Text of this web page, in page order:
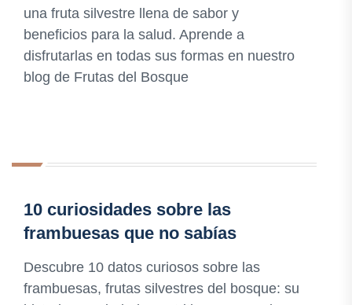
una fruta silvestre llena de sabor y
beneficios para la salud. Aprende a
disfrutarlas en todas sus formas en nuestro
blog de Frutas del Bosque
10 curiosidades sobre las
frambuesas que no sabías
Descubre 10 datos curiosos sobre las
frambuesas, frutas silvestres del bosque: su